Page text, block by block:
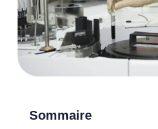
Sommaire